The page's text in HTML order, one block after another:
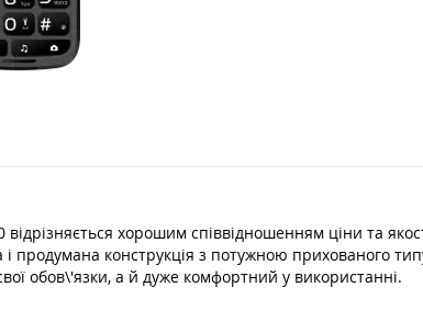
хорошим співвідношенням ціни та
і продумана конструкція з потужною прихованого
обов\'язки, а й дуже комфортний у використанні.